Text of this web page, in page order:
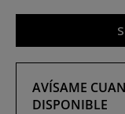
AVÍSAME
DISPONIBLE